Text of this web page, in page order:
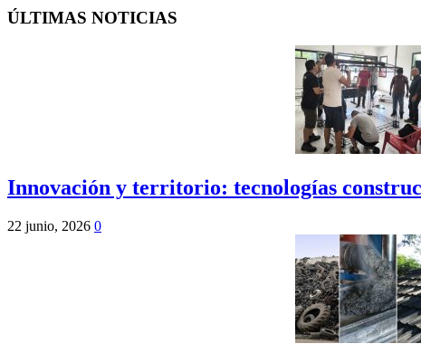
ÚLTIMAS NOTICIAS
Innovación y territorio: tecnologías
22 junio, 2026 0